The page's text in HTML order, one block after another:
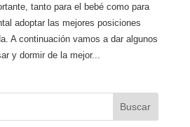
tanto para el bebé como para
adoptar las mejores posiciones
A continuación vamos a dar algunos
y dormir de la mejor...
Buscar